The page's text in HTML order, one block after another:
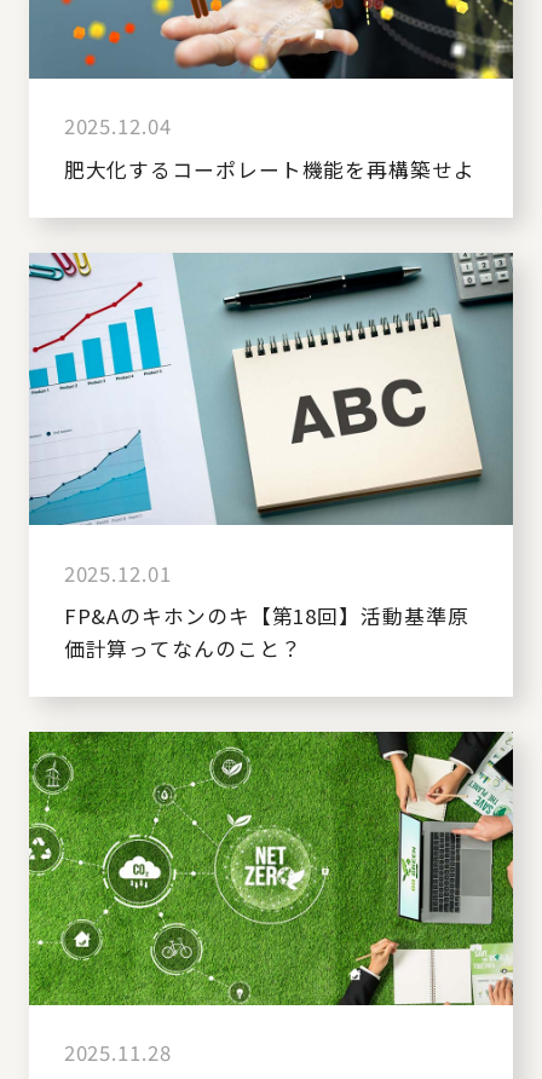
2025.12.04
肥大化するコーポレート機能を再構築せよ
2025.12.01
FP&Aのキホンのキ【第18回】活動基準原
価計算ってなんのこと？
2025.11.28